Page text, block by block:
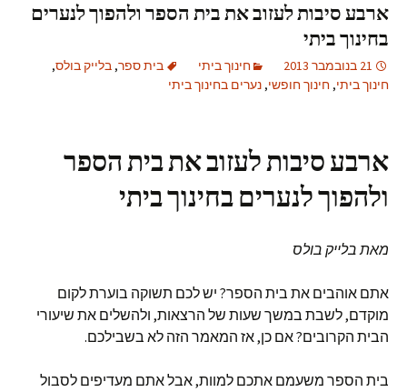
ארבע סיבות לעזוב את בית הספר ולהפוך לנערים
בחינוך ביתי
21 בנובמבר 2013 חינוך ביתי בית ספר, בלייק בולס,
חינוך ביתי, חינוך חופשי, נערים בחינוך ביתי
ארבע סיבות לעזוב את בית הספר
ולהפוך לנערים בחינוך ביתי
מאת בלייק בולס
אתם אוהבים את בית הספר? יש לכם תשוקה בוערת לקום
מוקדם, לשבת במשך שעות של הרצאות, ולהשלים את שיעורי
הבית הקרובים? אם כן, אז המאמר הזה לא בשבילכם.
בית הספר משעמם אתכם למוות, אבל אתם מעדיפים לסבול